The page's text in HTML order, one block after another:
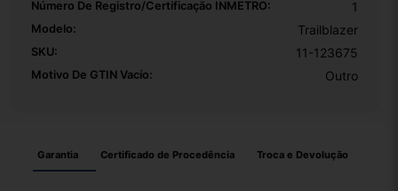
Número De Registro/certificação INMETRO: 1
Modelo: Trailblazer
SKU: 11-123675
Motivo De GTIN Vacío: Outro
Garantia Certificado de Procedência Troca e Devolução